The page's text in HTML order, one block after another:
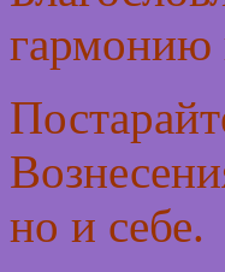
гармонию
но и себе.